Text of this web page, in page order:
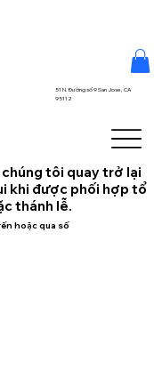
51 N. Đường số 9 San Jose, CA
95112
tôi quay trở lại
khi được phối hợp tổ
thánh lễ.
hoặc qua số